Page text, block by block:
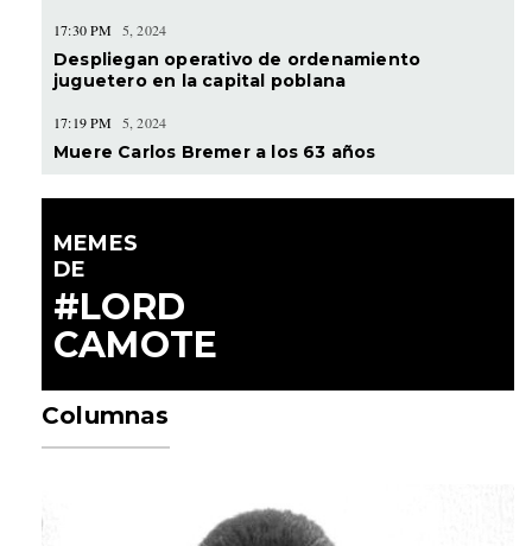
17:30 PM 5, 2024
Despliegan operativo de ordenamiento
juguetero en la capital poblana
17:19 PM 5, 2024
Muere Carlos Bremer a los 63 años
MEMES
DE
#LORD
CAMOTE
Columnas